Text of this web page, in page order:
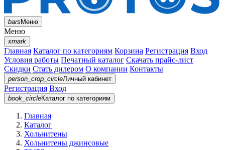
barsМеню
Меню
xmark
Главная Каталог по категориям Корзина Регистрация Вход
Условия работы Печатный каталог Скачать прайс-лист
Скидки Стать дилером О компании Контакты
person_crop_circleЛичный кабинет
Регистрация Вход
book_circleКаталог по категориям
Главная
Каталог
Хольнитены
Хольнитены джинсовые